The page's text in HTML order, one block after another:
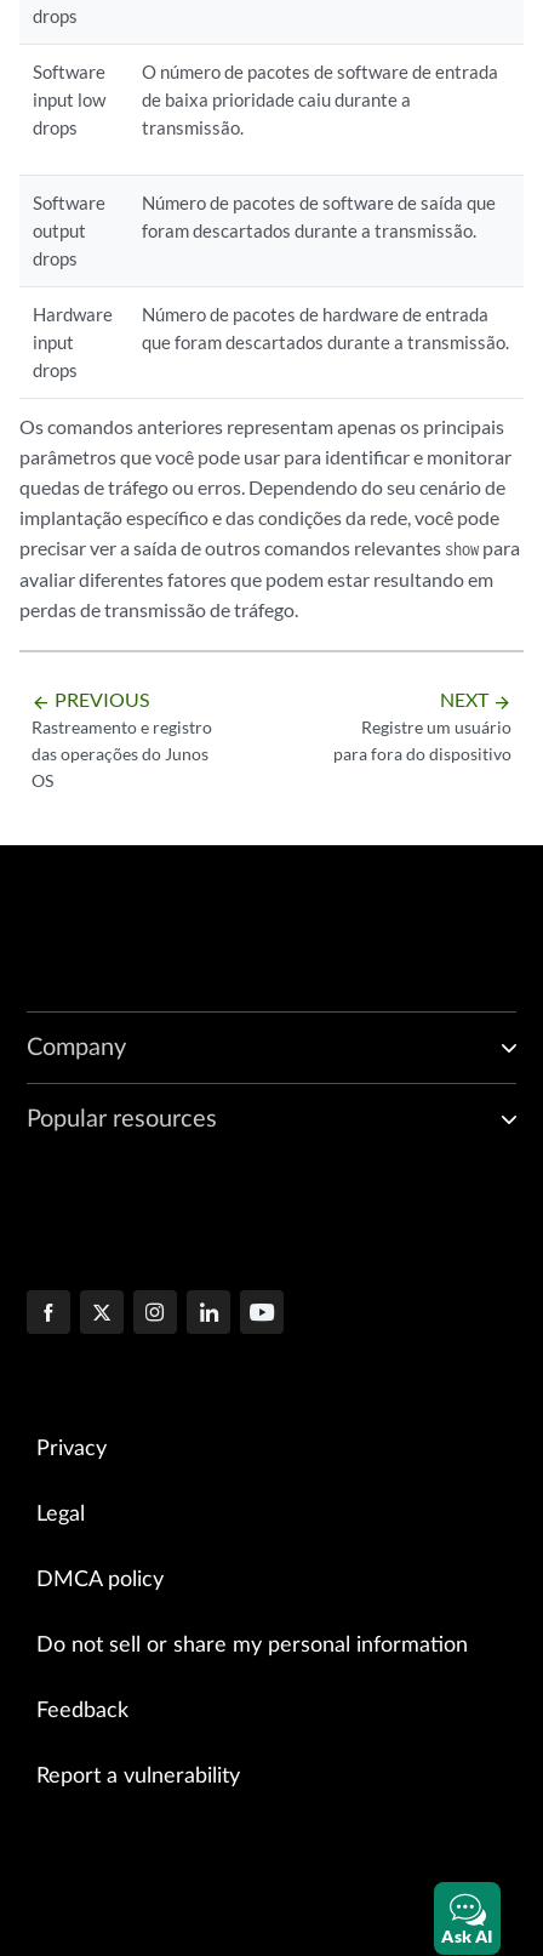
drops
Software
input low
drops
O número de pacotes de software de entrada
de baixa prioridade caiu durante a
transmissão.
Software
output
drops
Número de pacotes de software de saída que
foram descartados durante a transmissão.
Hardware
input
drops
Número de pacotes de hardware de entrada
que foram descartados durante a transmissão.
Os comandos anteriores representam apenas os principais
parâmetros que você pode usar para identificar e monitorar
quedas de tráfego ou erros. Dependendo do seu cenário de
implantação específico e das condições da rede, você pode
precisar ver a saída de outros comandos relevantes show para
avaliar diferentes fatores que podem estar resultando em
perdas de transmissão de tráfego.
arrow_backward PREVIOUS
Rastreamento e registro
das operações do Junos
OS
NEXT arrow_forward
Registre um usuário
para fora do dispositivo
Company
Popular resources
Privacy
Legal
DMCA policy
Do not sell or share my personal information
Feedback
Report a vulnerability
Ask AI